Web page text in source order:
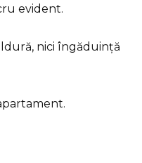
evident.
nici îngăduință